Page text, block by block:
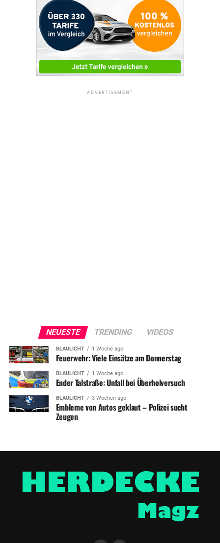
ADVERTISEMENT
NEUESTE TRENDING VIDEOS
BLAULICHT 1 Woche ago
Feuerwehr: Viele Einsätze am Donnerstag
BLAULICHT 1 Woche ago
Ender Talstraße: Unfall bei Überholversuch
BLAULICHT 3 Wochen ago
Embleme von Autos geklaut – Polizei sucht
Zeugen